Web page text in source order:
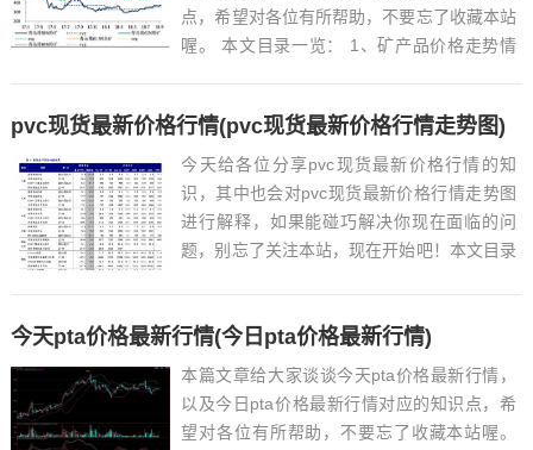
点，希望对各位有所帮助，不要忘了收藏本站
喔。 本文目录一览： 1、矿产品价格走势情
pvc现货最新价格行情(pvc现货最新价格行情走势图)
今天给各位分享pvc现货最新价格行情的知
识，其中也会对pvc现货最新价格行情走势图
进行解释，如果能碰巧解决你现在面临的问
题，别忘了关注本站，现在开始吧！本文目录
今天pta价格最新行情(今日pta价格最新行情)
本篇文章给大家谈谈今天pta价格最新行情，
以及今日pta价格最新行情对应的知识点，希
望对各位有所帮助，不要忘了收藏本站喔。